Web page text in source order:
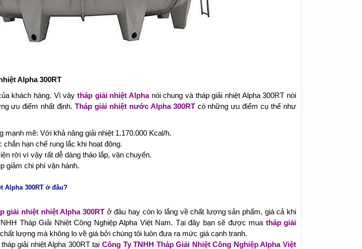
Alpha 300RT
khách hàng. Vì vậy tháp giải nhiệt Alphanói chung và tháp giải nhiệt Alpha 300RT nói
ưu điểm nhất định.Tháp giải nhiệt nước Alpha 300RTcó những ưu điểm cụ thể như
mạnh mẽ: Với khả năng giải nhiệt 1.170.000 Kcal/h.
hạn chế rung lắc khi hoạt động.
rời vì vậy rất dễ dàng tháo lắp, vận chuyển.
giảm chi phí vận hành.
Alpha 300RT ở đâu?
giải nhiệt nhiệt Alpha 300RT ở đâu hay còn lo lắng về chất lượng sản phẩm, giá cả khi
Tháp Giải Nhiệt Công Nghiệp Alpha Việt Nam. Tại đây bạn sẽ được mua tháp giải
lượng mà không lo về giá bởi chúng tôi luôn đưa ra mức giá cạnh tranh.
tháp giải nhiệt Alpha 300RTtại Công Ty TNHH Tháp Giải Nhiệt Công Nghiệp Alpha Việt